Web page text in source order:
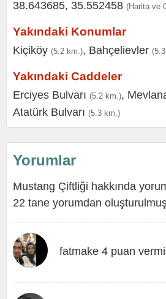
38.643685, 35.552458 (Harita ve
Yakındaki Konumlar
Kiçiköy (5.2 km.), Bahçelievler
Yakındaki Caddeler
Erciyes Bulvarı (5.2 km.),
Atatürk Bulvarı (5.3 km.)
Yorumlar
Mustang Çiftliği hakkında
22 tane yorumdan
fatmake 4 puan